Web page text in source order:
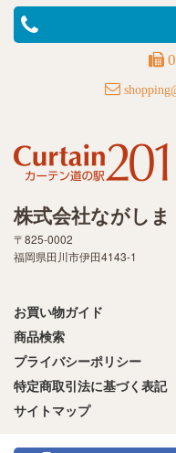
株式会社ながしま
〒825-0002
福岡県田川市伊田4143-1
お買い物ガイド
商品検索
プライバシーポリシー
特定商取引法に基づく表記
サイトマップ